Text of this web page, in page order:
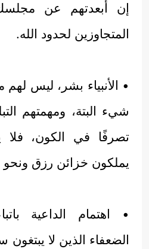
إن أبعدتهم عن
المتجاوزين لحدود الله.
• الأنبياء بشر، ليس
شيء البتة، ومهمتهم
تصرفًا في الكون، فلا
يملكون خزائن رزق
• اهتمام الداعية
الضعفاء الذين لا